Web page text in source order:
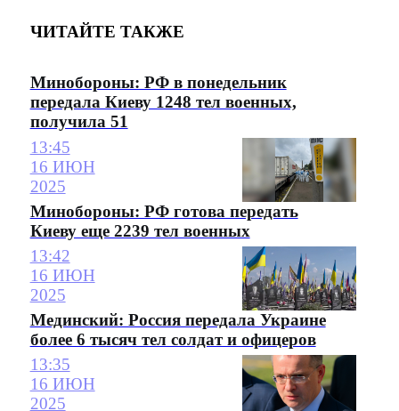
ЧИТАЙТЕ ТАКЖЕ
Минобороны: РФ в понедельник
передала Киеву 1248 тел военных,
получила 51
13:45
16 ИЮН
2025
Минобороны: РФ готова передать
Киеву еще 2239 тел военных
13:42
16 ИЮН
2025
Мединский: Россия передала Украине
более 6 тысяч тел солдат и офицеров
13:35
16 ИЮН
2025